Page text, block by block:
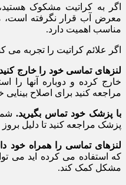
اگر به کراتیت مشکوک
معرض آب قرار نگرفته است،
مناسب اهمیت دارد.
اگر علائم کراتیت را تجربه می
لنزهای تماسی خود را خارج
خارج کرده و دوباره آنها را
مراجعه کنید برای اصلاح بینایی
با پزشک خود تماس بگیرید.
پزشک مراجعه کنید تا دلیل
لنزهای تماسی را همراه خود
که استفاده می کرده اید می
مشکل کمک کند.